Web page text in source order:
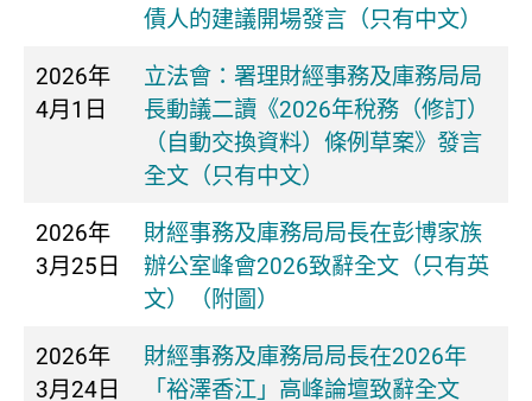
債人的建議開場發言（只有中文）
2026年
4月1日
立法會：署理財經事務及庫務局局
長動議二讀《2026年稅務（修訂）
（自動交換資料）條例草案》發言
全文（只有中文）
2026年
3月25日
財經事務及庫務局局長在彭博家族
辦公室峰會2026致辭全文（只有英
文）（附圖）
2026年
3月24日
財經事務及庫務局局長在2026年
「裕澤香江」高峰論壇致辭全文